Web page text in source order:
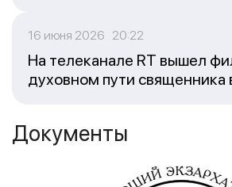
16 июня 2026 20:22
На телеканале RT вышел
духовном пути
Документы